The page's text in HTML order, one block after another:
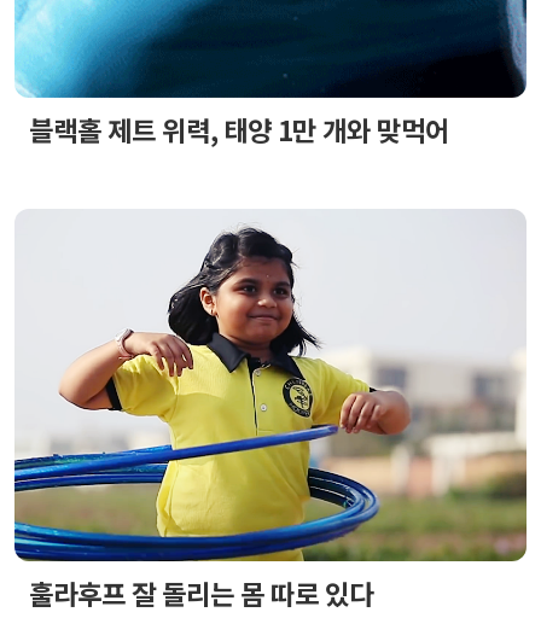
블랙홀 제트 위력, 태양 1만 개와 맞먹어
훌라후프 잘 돌리는 몸 따로 있다